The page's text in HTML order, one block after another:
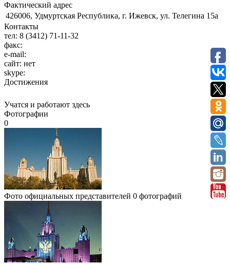
Фактический адрес
426006, Удмуртская Республика, г. Ижевск, ул. Телегина 15а
Контакты
тел: 8 (3412) 71-11-32
факс:
e-mail:
сайт: нет
skype:
Достижения
Учатся и работают здесь
Фотографии
0
Фото официальных представителей 0 фотографий